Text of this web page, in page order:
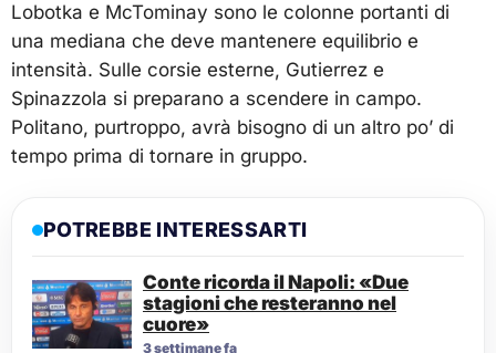
Lobotka e McTominay sono le colonne portanti di
una mediana che deve mantenere equilibrio e
intensità. Sulle corsie esterne, Gutierrez e
Spinazzola si preparano a scendere in campo.
Politano, purtroppo, avrà bisogno di un altro po’ di
tempo prima di tornare in gruppo.
POTREBBE INTERESSARTI
Conte ricorda il Napoli: «Due
stagioni che resteranno nel
cuore»
3 settimane fa